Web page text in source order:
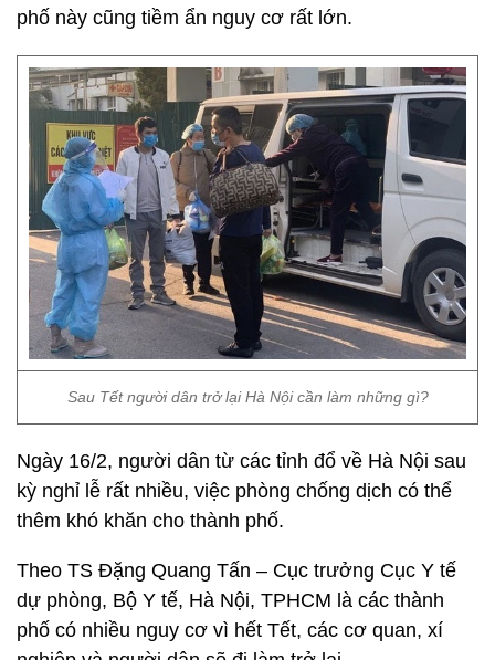
phố này cũng tiềm ẩn nguy cơ rất lớn.
Sau Tết người dân trở lại Hà Nội cần làm những gì?
Ngày 16/2, người dân từ các tỉnh đổ về Hà Nội sau
kỳ nghỉ lễ rất nhiều, việc phòng chống dịch có thể
thêm khó khăn cho thành phố.
Theo TS Đặng Quang Tấn – Cục trưởng Cục Y tế
dự phòng, Bộ Y tế, Hà Nội, TPHCM là các thành
phố có nhiều nguy cơ vì hết Tết, các cơ quan, xí